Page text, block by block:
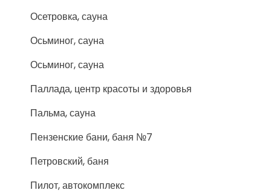
Осетровка, сауна
Осьминог, сауна
Осьминог, сауна
Паллада, центр красоты и здоровья
Пальма, сауна
Пензенские бани, баня №7
Петровский, баня
Пилот, автокомплекс